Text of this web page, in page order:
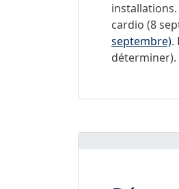
cardio (8
septembre).
déterminer).